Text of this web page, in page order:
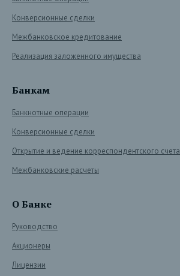
Конверсионные сделки
Межбанковское кредитование
Реализация заложенного имущества
Банкам
Банкнотные операции
Конверсионные сделки
Открытие и ведение корреспондентского счета
Межбанковские расчеты
О Банке
Руководство
Акционеры
Лицензии